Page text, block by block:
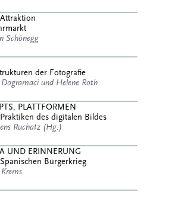
Schönegg
der Fotografie
und Helene Roth
PLATTFORMEN
des digitalen Bildes
Ruchatz (Hg.)
UND ERINNERUNG
Bürgerkrieg